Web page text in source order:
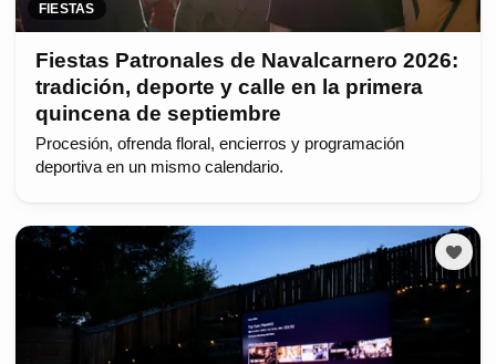
FIESTAS
Fiestas Patronales de Navalcarnero 2026:
tradición, deporte y calle en la primera
quincena de septiembre
Procesión, ofrenda floral, encierros y programación
deportiva en un mismo calendario.